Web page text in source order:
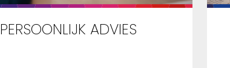
PERSOONLIJK ADVIES